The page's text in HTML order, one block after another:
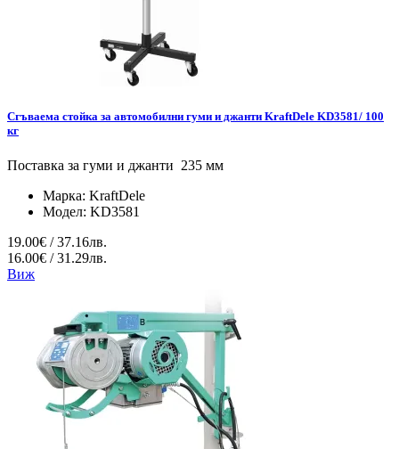
Сгъваема стойка за автомобилни гуми и джанти KraftDele KD3581/ 100
кг
Поставка за гуми и джанти 235 мм
Марка: KraftDele
Модел: KD3581
19.00€ / 37.16лв.
16.00€ / 31.29лв.
Виж